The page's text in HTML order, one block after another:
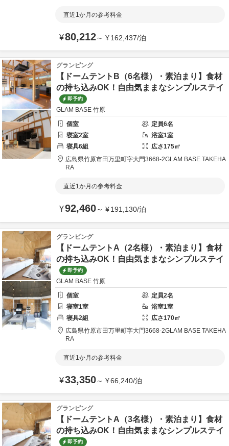
直近1か月の参考料金
¥80,212～ ¥162,437/泊
グランピング
【ドームテントB（6名様）・素泊まり】食材
の持ち込みOK！自由気ままなシンプルステイ
即予約
GLAM BASE 竹原
個室
定員6名
寝室2室 浴室1室
寝具6組 広さ175㎡
広島県竹原市田万里町字大門3668-2GLAM BASE TAKEHA
RA
直近1か月の参考料金
¥92,460～ ¥191,130/泊
グランピング
【ドームテントA（2名様）・素泊まり】食材
の持ち込みOK！自由気ままなシンプルステイ
即予約
GLAM BASE 竹原
個室
定員2名
寝室1室 浴室1室
寝具2組 広さ170㎡
広島県竹原市田万里町字大門3668-2GLAM BASE TAKEHA
RA
直近1か月の参考料金
¥33,350～ ¥66,240/泊
グランピング
【ドームテントA（3名様）・素泊まり】食材
の持ち込みOK！自由気ままなシンプルステイ
即予約